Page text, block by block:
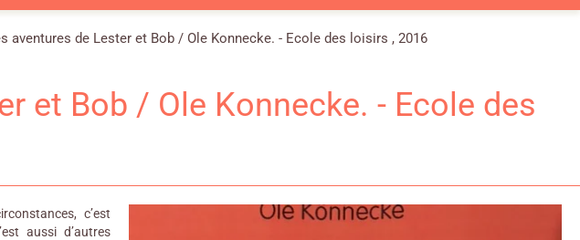
aventures de Lester et Bob / Ole Konnecke. - Ecole des loisirs , 2016
et Bob / Ole Konnecke. - Ecole des
c’est
aussi d’autres